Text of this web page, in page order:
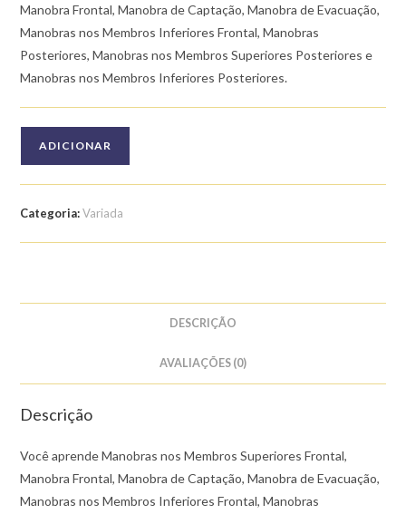
Manobra Frontal, Manobra de Captação, Manobra de Evacuação,
Manobras nos Membros Inferiores Frontal, Manobras
Posteriores, Manobras nos Membros Superiores Posteriores e
Manobras nos Membros Inferiores Posteriores.
Curso
ADICIONAR
Categoria:Variada
DESCRIÇÃO
AVALIAÇÕES (0)
Descrição
Você aprende Manobras nos Membros Superiores Frontal,
Manobra Frontal, Manobra de Captação, Manobra de Evacuação,
Manobras nos Membros Inferiores Frontal, Manobras